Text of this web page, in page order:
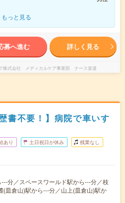
もっと見る
募へ進む 詳しく見る
株式会社 メディカルケア事業部 ナース派遣
書不要！】病院で車いす
あり 土日祝日が休み 残業なし
分／スペースワールド駅から---分／枝
(皿倉山)駅から---分／山上(皿倉山)駅か